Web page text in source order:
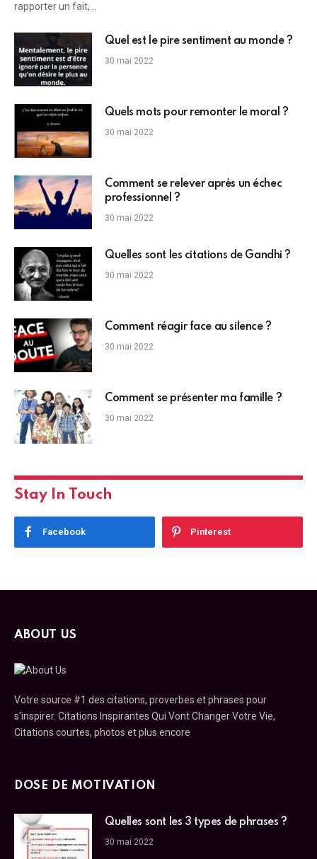
rapporter un fait,…
Quel est le pire sentiment au monde ?
30 mai 2022
Quels mots pour remonter le moral ?
30 mai 2022
Comment se relever après un échec
professionnel ?
30 mai 2022
Quelles sont les citations de Gandhi ?
30 mai 2022
Comment réagir face au silence ?
30 mai 2022
Comment se présenter ma famille ?
30 mai 2022
Stay In Touch
Facebook Pinterest
ABOUT US
Votre source #1 des citations, proverbes et phrases pour
s'inspirer. Citations Inspirantes Qui Vont Changer Votre Vie,
Citations courtes, photos et plus encore
DOSE DE MOTIVATION
Quelles sont les 3 types de phrases ?
30 mai 2022